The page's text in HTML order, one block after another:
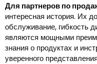
Для партнеров по
интересная история. Их
обслуживание, гибкость
являются мощными
знания о продуктах и
уверенного